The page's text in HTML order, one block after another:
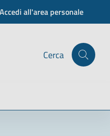
Accedi all'area personale
Cerca